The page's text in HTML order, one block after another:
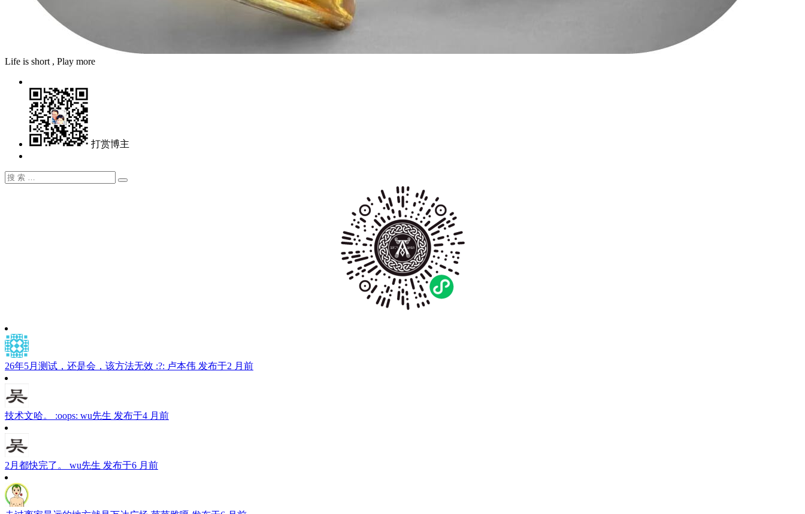
Life is short , Play more
打赏博主
搜
搜
26年5月测试，还是会，该方法无效 :?: 卢本伟 发布于2 月前
技术文哈。 :oops: wu先生 发布于4 月前
2月都快完了。 wu先生 发布于6 月前